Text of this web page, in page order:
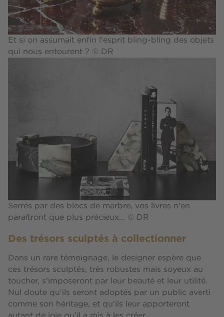
Et si on assumait enfin l'esprit bling-bling des objets
qui nous entourent ? © DR
Serrés par des blocs de marbre, vos livres n'en
paraîtront que plus précieux… © DR
Des trésors sculptés à collectionner
Dans un rare témoignage, le designer espère que
ces trésors sculptés, très robustes mais soyeux au
toucher, s'imposeront par leur beauté et leur utilité.
Nul doute qu'ils seront adoptés par un public averti
comme son héritage, et qu'ils leur apporteront